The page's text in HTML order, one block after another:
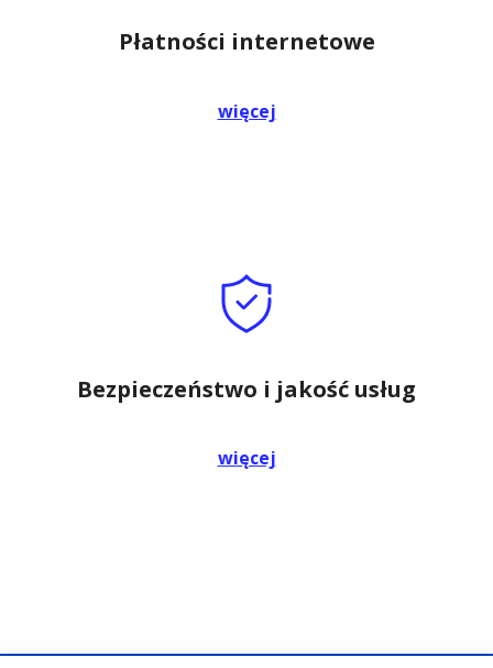
Płatności internetowe
więcej
Bezpieczeństwo i jakość usług
więcej